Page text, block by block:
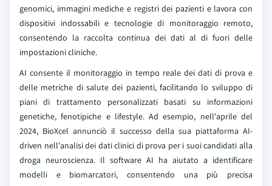
genomici, immagini mediche e registri dei pazienti e lavora con
dispositivi indossabili e tecnologie di monitoraggio remoto,
consentendo la raccolta continua dei dati al di fuori delle
impostazioni cliniche.
AI consente il monitoraggio in tempo reale dei dati di prova e
delle metriche di salute dei pazienti, facilitando lo sviluppo di
piani di trattamento personalizzati basati su informazioni
genetiche, fenotipiche e lifestyle. Ad esempio, nell'aprile del
2024, BioXcel annunciò il successo della sua piattaforma AI-
driven nell'analisi dei dati clinici di prova per i suoi candidati alla
droga neuroscienza. Il software AI ha aiutato a identificare
modelli e biomarcatori, consentendo una più precisa